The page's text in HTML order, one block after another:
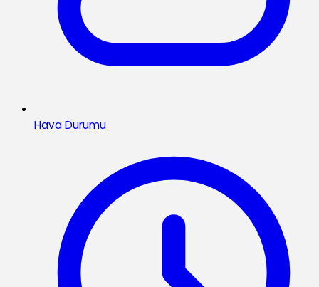
Hava Durumu